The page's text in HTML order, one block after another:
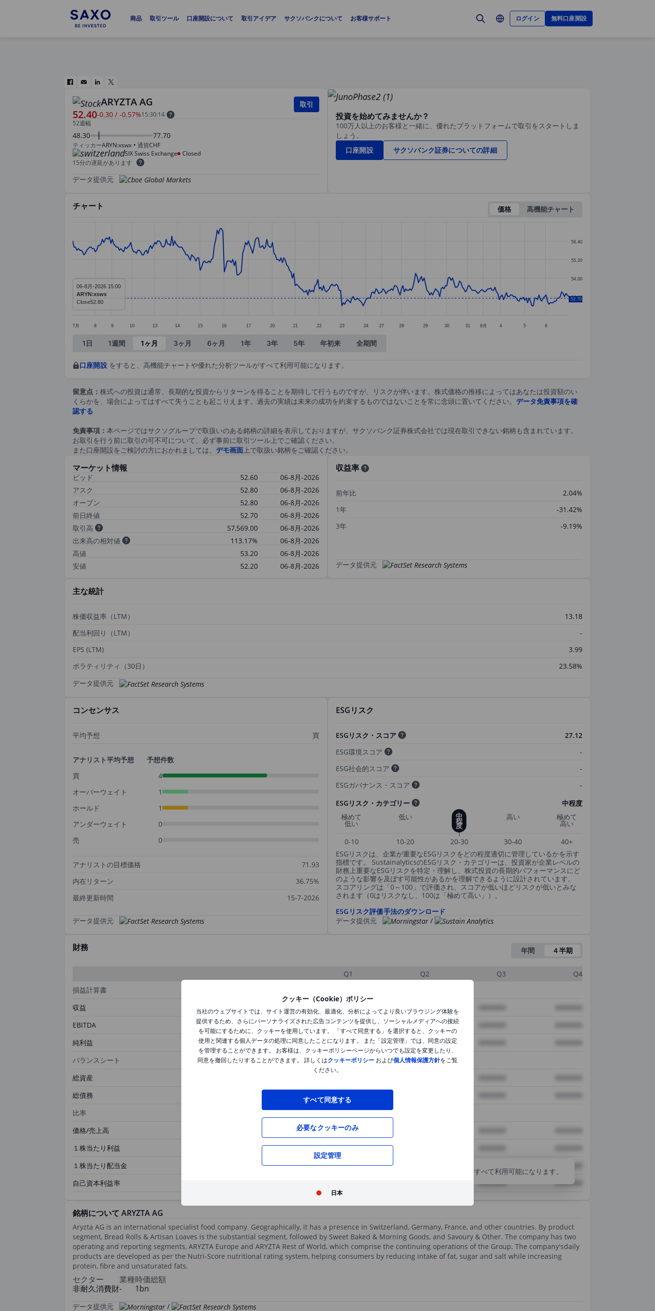
商品 取引ツール 口座開設について 取引アイデア サクソバンクについて お客様サポート ログイン 無料口座開設
クッキー（Cookie）ポリシー
当社のウェブサイトでは、サイト運営の有効化、最適化、分析によってより良いブラウジング体験を
提供するため、さらにパーソナライズされた広告コンテンツを提供し、ソーシャルメディアへの接続
を可能にするために、クッキーを使用しています。 「すべて同意する」を選択すると、クッキーの
使用と関連する個人データの処理に同意したことになります。 また「設定管理」では、同意の設定
を管理することができます。 お客様は、クッキーポリシーページからいつでも設定を変更したり、
同意を撤回したりすることができます。 詳しくはクッキーポリシー および個人情報保護方針をご覧
ください。
すべて同意する
必要なクッキーのみ
設定管理
日本
ARYZTA AG
52.40-0.30 / -0.57%15:30:14
取引
52週幅
48.30 77.70
ティッカーARYN:xswx 通貨CHF
SIX Swiss Exchange
Closed
15分の遅延があります
データ提供元
投資を始めてみませんか？
100万人以上のお客様と一緒に、優れたプラットフォームで取引をスタートしま
しょう。
口座開設
サクソバンク証券についての詳細
チャート 価格 高機能チャート
Line chart with 351 data points.
The chart has 1 X axis displaying categories.
The chart has 1 Y axis displaying values. Data ranges from 52.2 to 57.2.
7月 8 9 10 13 14 15 16 17 20 21 22 23 24 27 28 29 30 31 8月 4 5 6
52.80
54.00
55.20
56.40
52.70
06-8月-2026 15:00
ARYN:xswx
Close52.80
End of interactive chart.
1日 1週間 1ヶ月 3ヶ月 6ヶ月 1年 3年 5年 年初来 全期間
口座開設をすると、高機能チャートや優れた分析ツールがすべて利用可能になります。
留意点： 株式への投資は通常、長期的な投資からリターンを得ることを期待して行うものですが、リスクが伴います。株式価格の推移によってはあなたは投資額のい
くらかを、場合によってはすべて失うことも起こりえます。過去の実績は未来の成功を約束するものではないことを常に念頭に置いてください。 データ免責事項を確
認する
免責事項： 本ページではサクソグループで取扱いのある銘柄の詳細を表示しておりますが、サクソバンク証券株式会社では現在取引できない銘柄も含まれています。
お取引を行う前に取引の可不可について、必ず事前に取引ツール上でご確認ください。
また口座開設をご検討の方におかれましては、 デモ画面上で取扱い銘柄をご確認ください。
マーケット情報
ビッド 52.60
06-8月-2026
アスク
52.80
06-8月-2026
オープン
52.80
06-8月-2026
前日終値
52.70
06-8月-2026
取引高
57,569.00
06-8月-2026
出来高の相対値
113.17%
06-8月-2026
高値
53.20
06-8月-2026
安値
52.20 06-8月-2026
収益率
前年比
2.04%
1年
-31.42%
3年
-9.19%
データ提供元
主な統計
株価収益率（LTM）
13.18
配当利回り（LTM）
-
EPS (LTM)
3.99
ボラティリティ（30日）
23.58%
データ提供元
コンセンサス
平均予想 買
アナリスト平均予想
予想件数
買
4
オーバーウェイト
1
ホールド
1
アンダーウェイト
0
売
0
アナリストの目標価格
71.93
内在リターン
36.75%
最終更新時間
15-7-2026
データ提供元
ESGリスク
ESGリスク・スコア
27.12
ESG環境スコア
-
ESG社会的スコア
-
ESGガバナンス・スコア
-
ESGリスク・カテゴリー
中程度
極めて
低い
低い 中
程
度
高い 極めて
高い
0-10
10-20 20-30 30-40
40+
ESGリスクは、企業が重要なESGリスクをどの程度適切に管理しているかを示す
指標です。 SustainalyticsのESGリスク・カテゴリーは、投資家が企業レベルの
財務上重要なESGリスクを特定・理解し、株式投資の長期的パフォーマンスにど
のような影響を及ぼす可能性があるかを理解できるように設計されています。
スコアリングは「0～100」で評価され、スコアが低いほどリスクが低いとみな
されます（0はリスクなし、100は「極めて高い」）。
ESGリスク評価手法のダウンロード
データ提供元
/
財務 年間 ４半期
Q1 Q2 Q3
Q4
損益計算書
収益
XXXXXXX XXXXXXX
EBITDA
XXXXXXX XXXXXXX
純利益
XXXXXXX XXXXXXX
バランスシート
総資産
総債務
XXXXXXX
比率
価格/売上高
XXXXXXX
１株当たり利益
XXXXXXX
１株当たり配当金
XXXXXXX
自己資本利益率
XXXXXXX XXXXXXX
で、高機能チャートや優れた分析ツールがすべて利用可能になります。
銘柄について ARYZTA AG
Aryzta AG is an international specialist food company. Geographically, it has a presence in Switzerland, Germany, France, and other countries. By product
segment, Bread Rolls & Artisan Loaves is the substantial segment, followed by Sweet Baked & Morning Goods, and Savoury & Other. The company has two
operating and reporting segments, ARYZTA Europe and ARYZTA Rest of World, which comprise the continuing operations of the Group. The company'sdaily
products are developed as per the Nutri-Score nutritional rating system, helping consumers by reducing intake of fat, sugar and salt while increasing
protein, fibre and unsaturated fats.
セクター
非耐久消費財
業種
-
時価総額
1bn
データ提供元 /